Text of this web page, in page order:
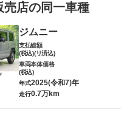
売店の同一車種
ジムニー
支払総額
(税込)(リ済込)
車両本体価格
(税込)
年式2025(令和7)年
走行0.7万km